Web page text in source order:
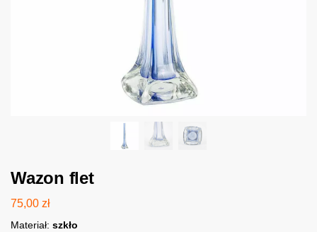
Wazon flet
75,00 zł
Materiał: szkło